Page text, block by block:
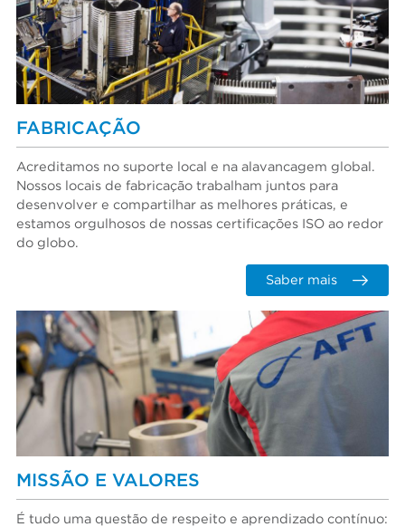
FABRICAÇÃO
Acreditamos no suporte local e na alavancagem global.
Nossos locais de fabricação trabalham juntos para
desenvolver e compartilhar as melhores práticas, e
estamos orgulhosos de nossas certificações ISO ao redor
do globo.
Saber mais
MISSÃO E VALORES
É tudo uma questão de respeito e aprendizado contínuo: